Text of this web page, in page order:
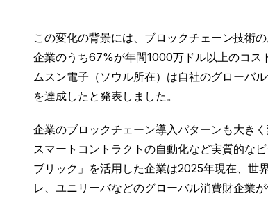
この変化の背景には、ブロックチェーン技術
企業のうち67%が年間1000万ドル以上のコス
ムスン電子（ソウル所在）は自社のグローバ
を達成したと発表しました。
企業のブロックチェーン導入パターンも大き
スマートコントラクトの自動化など実質的な
ブリック」を活用した企業は2025年現在、世
レ、ユニリーバなどのグローバル消費財企業